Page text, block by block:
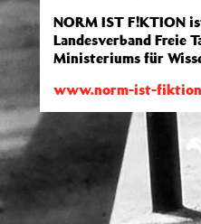
NORM IST F!KTION
Landesverband Freie
Ministeriums für
www.norm-ist-